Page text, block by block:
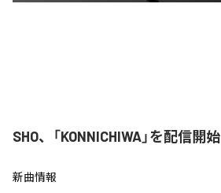
SHO、「KONNICHIWA」を配信開始
新曲情報